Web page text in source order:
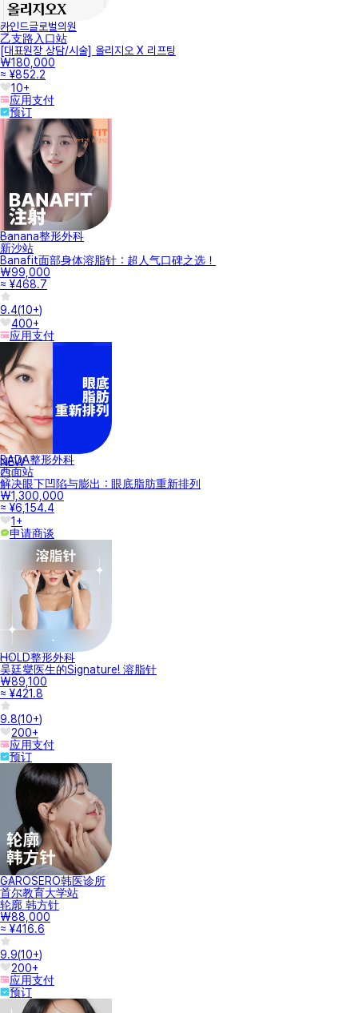
카인드글로벌의원
乙支路入口站
[대표원장 상담/시술] 올리지오 X 리프팅
₩180,000
≈ ¥852.2
10+
应用支付
预订
Banana整形外科
新沙站
Banafit面部身体溶脂针：超人气口碑之选！
₩99,000
≈ ¥468.7
9.4(10+)
400+
应用支付
NEW
BADA整形外科
西面站
解决眼下凹陷与膨出：眼底脂肪重新排列
₩1,300,000
≈ ¥6,154.4
1+
申请商谈
HOLD整形外科
吴廷燮医生的Signature! 溶脂针
₩89,100
≈ ¥421.8
9.8(10+)
200+
应用支付
预订
GAROSERO韩医诊所
首尔教育大学站
轮廓 韩方针
₩88,000
≈ ¥416.6
9.9(10+)
200+
应用支付
预订